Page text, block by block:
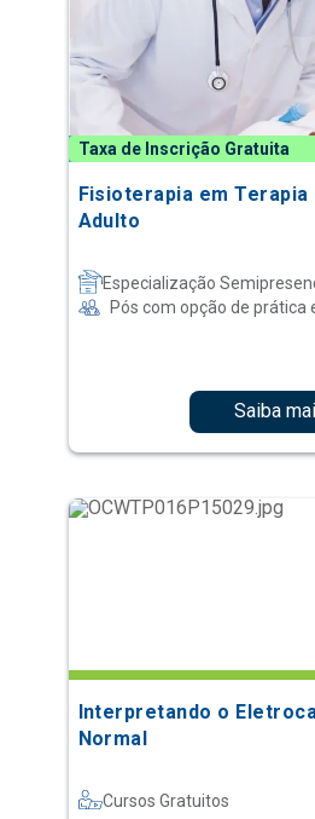
Taxa de Inscrição Gratuita
Fisioterapia em Terapia
Adulto
Especialização
Pós com opção de prática
Saiba
Interpretando o
Normal
Cursos Gratuitos